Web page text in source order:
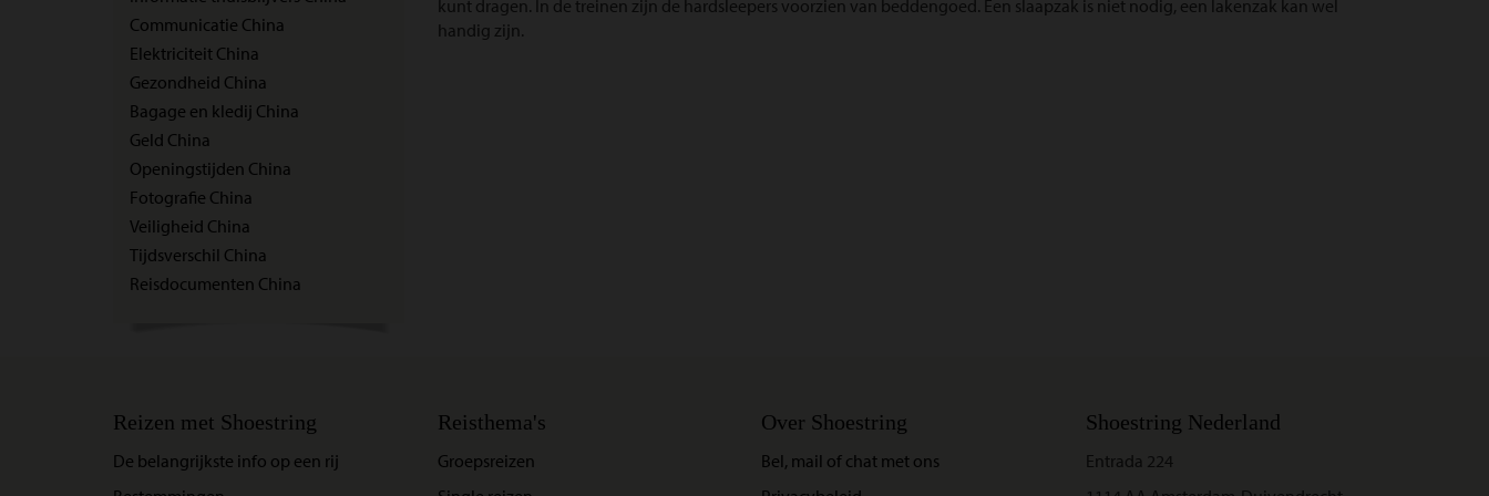
Communicatie China
Elektriciteit China
Gezondheid China
Bagage en kledij China
Geld China
Openingstijden China
Fotografie China
Veiligheid China
Tijdsverschil China
Reisdocumenten China
kunt dragen. In de treinen zijn de hardsleepers voorzien van beddengoed. Een slaapzak is niet nodig, een lakenzak kan wel
handig zijn.
Reizen met Shoestring
De belangrijkste info op een rij
Reisthema's
Groepsreizen
Over Shoestring
Bel, mail of chat met ons
Shoestring Nederland
Entrada 224